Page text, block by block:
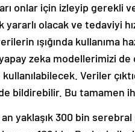
onlar için izleyip gerekli
yararlı olacak ve tedaviyi
ışığında kullanıma
zeka modellerimizi
Veriler
bildirebilir. Bu tamamen
yaklaşık 300 bin